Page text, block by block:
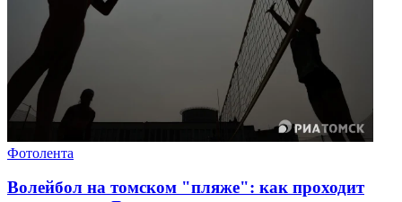
Фотолента
Волейбол на томском "пляже": как проходит